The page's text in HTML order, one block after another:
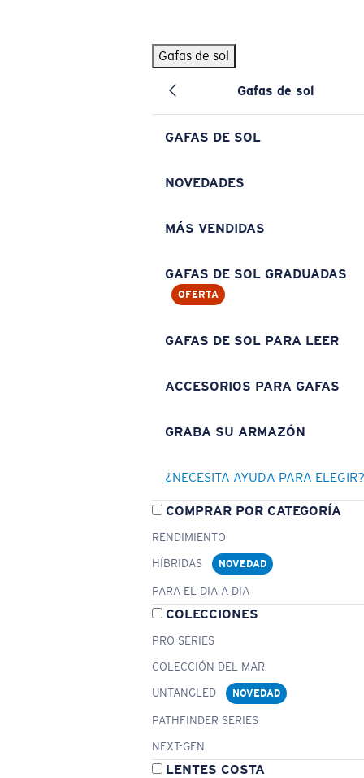
Gafas de sol
Gafas de sol
GAFAS DE SOL
NOVEDADES
MÁS VENDIDAS
GAFAS DE SOL GRADUADAS
OFERTA
GAFAS DE SOL PARA LEER
ACCESORIOS PARA GAFAS
GRABA SU ARMAZÓN
¿NECESITA AYUDA PARA ELEGIR?
COMPRAR POR CATEGORÍA
RENDIMIENTO
HÍBRIDAS
NOVEDAD
PARA EL DIA A DIA
COLECCIONES
PRO SERIES
COLECCIÓN DEL MAR
UNTANGLED
NOVEDAD
PATHFINDER SERIES
NEXT-GEN
LENTES COSTA
BÚSQUEDAS POPULARES
Pilothouse PRO Limited Edition Pack Exclusivo
Gafas de sol personalizadas
Los más vendidos de gafas de sol